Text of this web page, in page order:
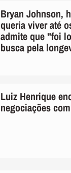
Bryan Johnson,
queria viver até
admite que "foi
busca pela
Luiz Henrique
negociações